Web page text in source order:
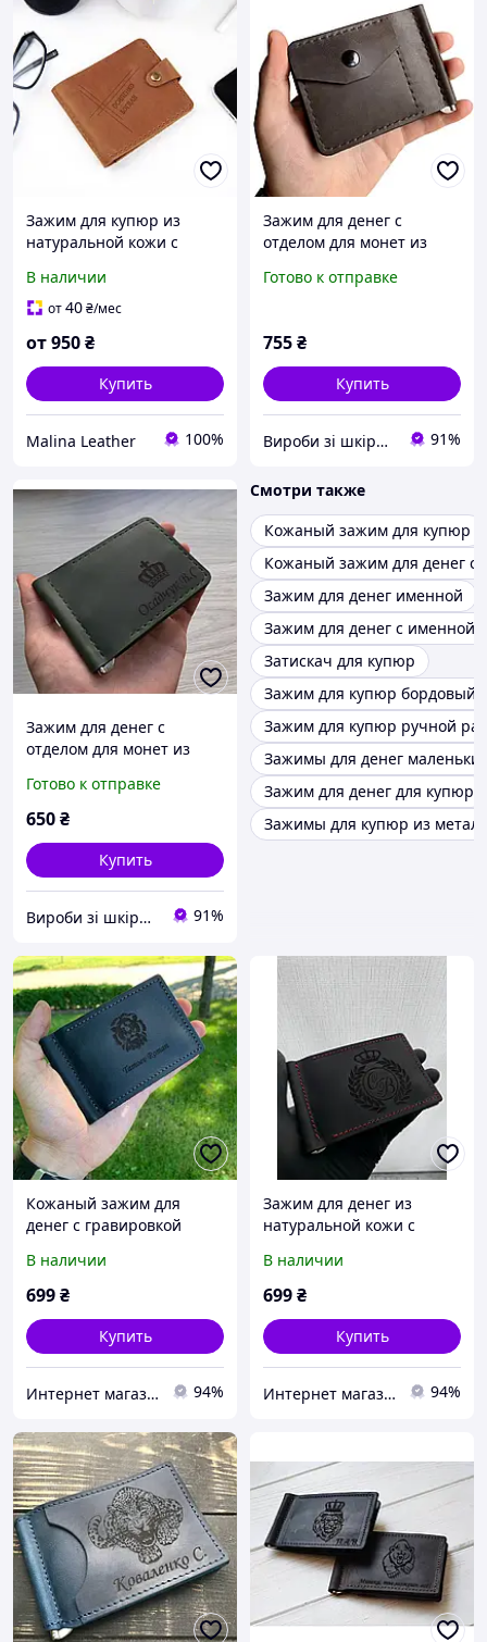
Зажим для купюр из
натуральной кожи с
В наличии
от40₴/мес
от950₴
Купить
Malina Leather 100%
Зажим для денег с
отделом для монет из
гравировкой
Готово к отправке
755₴
Купить
Вироби зі шкіри GeRom 91%
Зажим для денег с
отделом для монет из
гравировкой
Готово к отправке
650₴
Купить
Вироби зі шкіри GeRom 91%
Смотри также
Кожаный зажим для купюр
Кожаный зажим для денег с
Зажим для денег именной
Зажим для денег с именной
Затискач для купюр
Зажим для купюр бордовый
Зажим для купюр ручной
Зажимы для денег
Зажим для денег для купюр
Зажимы для купюр из
Кожаный зажим для
денег с гравировкой
В наличии
699₴
Купить
Интернет магазин подарков с гравировкой 94%
Зажим для денег из
натуральной кожи с
В наличии
699₴
Купить
Интернет магазин подарков с гравировкой 94%